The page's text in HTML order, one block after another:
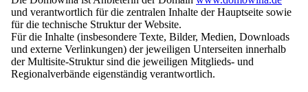
Zur Domowina Hauptseite
Menü schließen
Internationales Folklorefestival ŁUŽICA - ŁUŽYCA -
und verantwortlich für die zentralen Inhalte der Hauptseite sowie
für die technische Struktur der Website.
Für die Inhalte (insbesondere Texte, Bilder, Medien, Downloads
und externe Verlinkungen) der jeweiligen Unterseiten innerhalb
der Multisite-Struktur sind die jeweiligen Mitglieds- und
Regionalverbände eigenständig verantwortlich.
gelegentlich anzupassen, damit sie stets den aktuellen recht­lichen
Anfor­de­rungen entspricht oder um Änderungen unserer
Leistungen darzustellen. Wir empfehlen Ihnen daher, die
Datenschutzinformationen regel­mäßig zu lesen, um über den
Schutz der von uns verarbeiteten personenbezogenen Daten auf
dem Laufenden zu bleiben.